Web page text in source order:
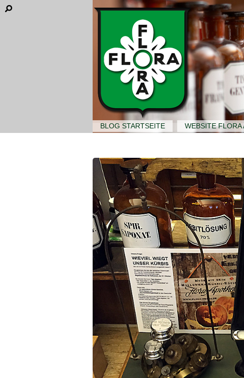
BLOG STARTSEITE WEBSITE FLORA